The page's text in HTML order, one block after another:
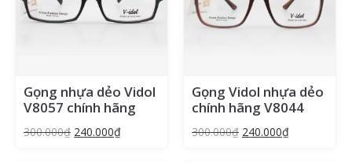
Gọng nhựa dẻo Vidol
V8057 chính hãng
300.000₫ 240.000₫
Gọng Vidol nhựa dẻo
chính hãng V8044
300.000₫ 240.000₫